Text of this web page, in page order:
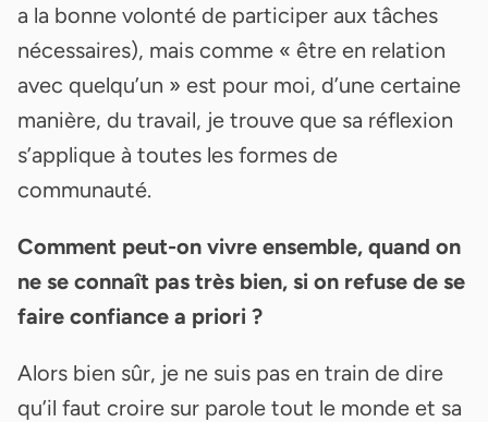
a la bonne volonté de participer aux tâches
nécessaires), mais comme « être en relation
avec quelqu’un » est pour moi, d’une certaine
manière, du travail, je trouve que sa réflexion
s’applique à toutes les formes de
communauté.
Comment peut-on vivre ensemble, quand on
ne se connaît pas très bien, si on refuse de se
faire confiance a priori ?
Alors bien sûr, je ne suis pas en train de dire
qu’il faut croire sur parole tout le monde et sa